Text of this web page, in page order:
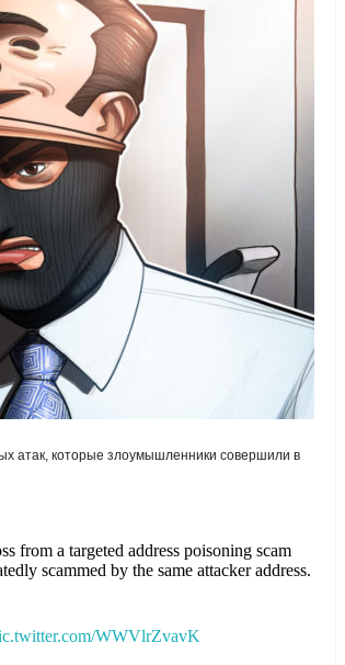
атак, которые злоумышленники совершили в
from a targeted address poisoning scam
scammed by the same attacker address.
WWVlrZvavK